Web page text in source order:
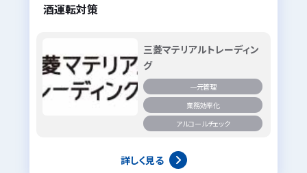
酒運転対策
三菱マテリアルトレーディン
グ
一元管理
業務効率化
アルコールチェック
詳しく見る